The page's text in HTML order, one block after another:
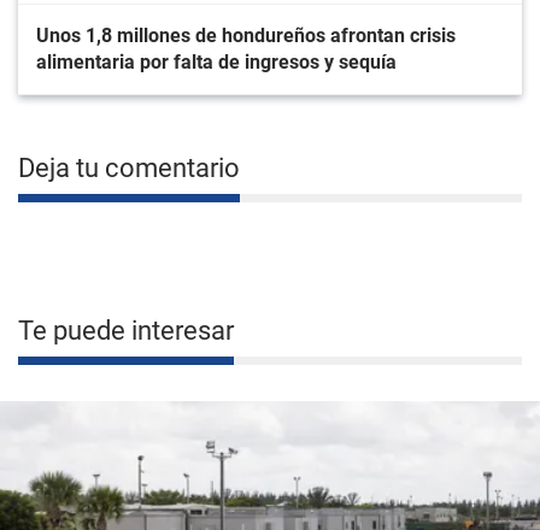
Unos 1,8 millones de hondureños afrontan crisis
alimentaria por falta de ingresos y sequía
Deja tu comentario
Te puede interesar